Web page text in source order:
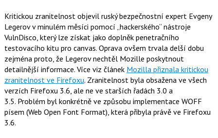
Kritickou zranitelnost objevil ruský bezpečnostní expert Evgeny
Legerov v minulém měsíci pomocí „hackerského“ nástroje
VulnDisco, který lze získat jako doplněk penetračního
testovacího kitu pro canvas. Oprava ovšem trvala delší dobu
zejména proto, že Legerov nechtěl Mozille poskytnout
detailnější informace. Více viz článek Mozilla přiznala kritickou
zranitelnost ve Firefoxu. Zranitelnost byla obsažena ve všech
verzích Firefoxu 3.6, ale ne ve starších řadách 3.0 a
3.5. Problém byl konkrétně ve způsobu implementace WOFF
písem (Web Open Font Format), která přibyla právě ve Firefoxu
3.6.